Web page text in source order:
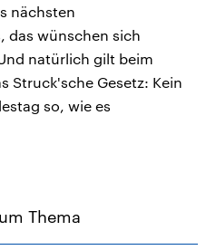
nächsten
das wünschen sich
natürlich gilt beim
Struck'sche Gesetz: Kein
so, wie es
Thema